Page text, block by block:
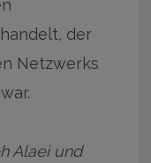
der
Netzwerks
Alaei und